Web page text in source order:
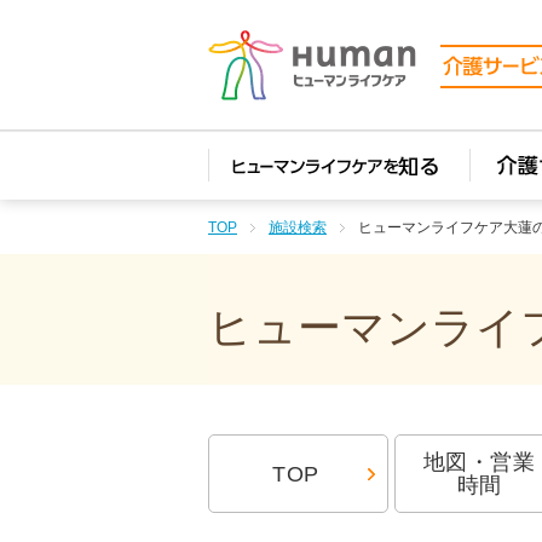
TOP 施設検索 ヒューマンライフケア大蓮
ヒューマンライ
TOP
地図・営業
時間